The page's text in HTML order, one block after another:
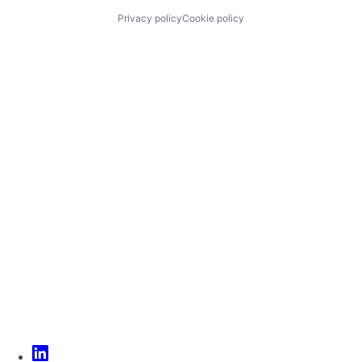
Privacy policyCookie policy